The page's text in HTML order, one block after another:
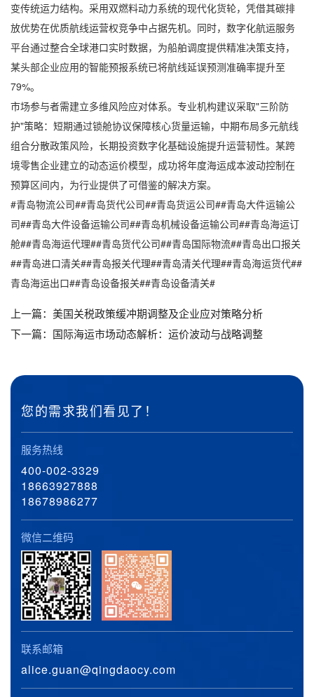
变传统运力结构。采用双燃料动力系统的现代化货轮，凭借其碳排
放优势在优质航线运营权竞争中占据先机。同时，数字化航运服务
平台通过整合全球港口实时数据，为船舶调度提供精准决策支持，
某头部企业应用的智能预报系统已将航线延误预测准确率提升至
79%。
市场参与者需建立多维风险应对体系。专业机构建议采取"三阶防
护"策略：短期通过锁舱协议保障核心货量运输，中期布局多元航线
组合分散政策风险，长期投资数字化基础设施提升运营韧性。某跨
境零售企业建立的动态运价模型，成功将年度海运成本波动控制在
预算区间内，为行业提供了可借鉴的解决方案。
#青岛物流公司##青岛货代公司##青岛货运公司##青岛大件运输公
司##青岛大件设备运输公司##青岛机械设备运输公司##青岛海运订
舱##青岛海运代理##青岛货代公司##青岛国际物流##青岛出口报关
##青岛进口清关##青岛报关代理##青岛清关代理##青岛海运货代##
青岛海运出口##青岛设备报关##青岛设备清关#
上一篇： 美国关税政策缓冲期调整及企业应对策略分析
下一篇： 国际海运市场动态解析：运价波动与战略调整
您的需求我们看见了！
服务热线
400-002-3329
18663927888
18678986277
微信二维码
联系邮箱
alice.guan@qingdaocy.com